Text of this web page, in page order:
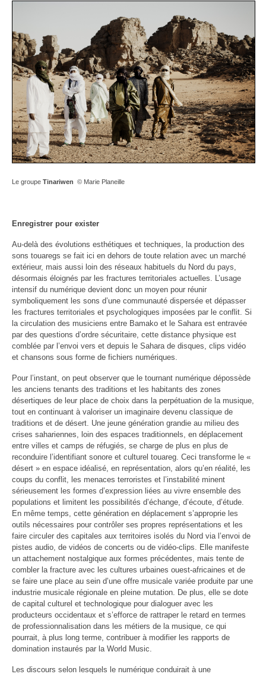
Le groupe Tinariwen © Marie Planeille
Enregistrer pour exister
Au-delà des évolutions esthétiques et techniques, la production des
sons touaregs se fait ici en dehors de toute relation avec un marché
extérieur, mais aussi loin des réseaux habituels du Nord du pays,
désormais éloignés par les fractures territoriales actuelles. L’usage
intensif du numérique devient donc un moyen pour réunir
symboliquement les sons d’une communauté dispersée et dépasser
les fractures territoriales et psychologiques imposées par le conflit. Si
la circulation des musiciens entre Bamako et le Sahara est entravée
par des questions d’ordre sécuritaire, cette distance physique est
comblée par l’envoi vers et depuis le Sahara de disques, clips vidéo
et chansons sous forme de fichiers numériques.
Pour l’instant, on peut observer que le tournant numérique dépossède
les anciens tenants des traditions et les habitants des zones
désertiques de leur place de choix dans la perpétuation de la musique,
tout en continuant à valoriser un imaginaire devenu classique de
traditions et de désert. Une jeune génération grandie au milieu des
crises sahariennes, loin des espaces traditionnels, en déplacement
entre villes et camps de réfugiés, se charge de plus en plus de
reconduire l’identifiant sonore et culturel touareg. Ceci transforme le «
désert » en espace idéalisé, en représentation, alors qu’en réalité, les
coups du conflit, les menaces terroristes et l’instabilité minent
sérieusement les formes d’expression liées au vivre ensemble des
populations et limitent les possibilités d’échange, d’écoute, d’étude.
En même temps, cette génération en déplacement s’approprie les
outils nécessaires pour contrôler ses propres représentations et les
faire circuler des capitales aux territoires isolés du Nord via l’envoi de
pistes audio, de vidéos de concerts ou de vidéo-clips. Elle manifeste
un attachement nostalgique aux formes précédentes, mais tente de
combler la fracture avec les cultures urbaines ouest-africaines et de
se faire une place au sein d’une offre musicale variée produite par une
industrie musicale régionale en pleine mutation. De plus, elle se dote
de capital culturel et technologique pour dialoguer avec les
producteurs occidentaux et s’efforce de rattraper le retard en termes
de professionnalisation dans les métiers de la musique, ce qui
pourrait, à plus long terme, contribuer à modifier les rapports de
domination instaurés par la World Music.
Les discours selon lesquels le numérique conduirait à une